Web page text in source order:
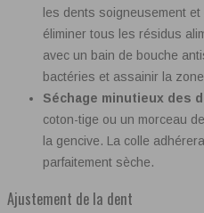
les dents soigneusement
éliminer tous les résidus
avec un bain de bouche
bactéries et assainir la
Séchage minutieux des
coton-tige ou un morceau
la gencive. La colle
parfaitement sèche.
Ajustement de la dent